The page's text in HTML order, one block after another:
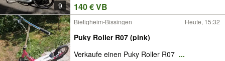
9 140 € VB
Bietigheim-Bissingen Heute, 15:32
Puky Roller R07 (pink)
Verkaufe einen Puky Roller R07 ...